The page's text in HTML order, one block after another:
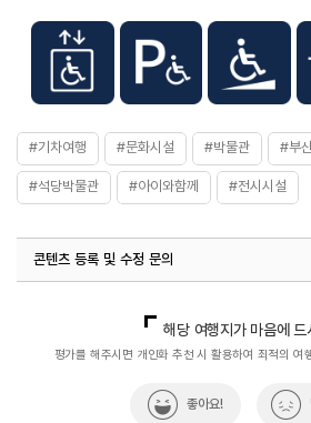
#기차여행 #문화시설 #박물관 #부
#석당박물관 #아이와함께 #전시시설
콘텐츠 등록 및 수정 문의
열린관광콘텐츠팀(열린관광-모두의여행)
033-
해당 여행지가 마음에 드
평가를 해주시면 개인화 추천 시 활용하여 최적의 여
좋아요!